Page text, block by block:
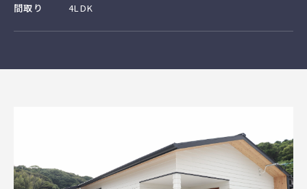
間取り 4LDK